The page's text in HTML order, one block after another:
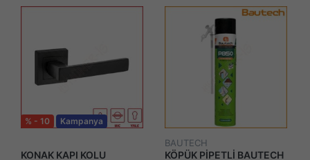
% - 10 Kampanya
KONAK KAPI KOLU
BAUTECH
KÖPÜK PİPETLİ BAUTECH